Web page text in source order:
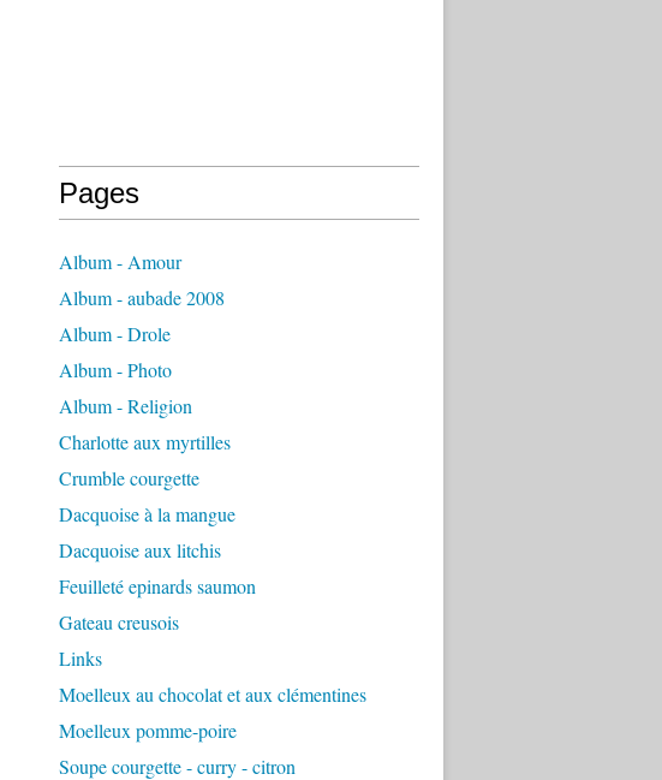
Pages
Album - Amour
Album - aubade 2008
Album - Drole
Album - Photo
Album - Religion
Charlotte aux myrtilles
Crumble courgette
Dacquoise à la mangue
Dacquoise aux litchis
Feuilleté epinards saumon
Gateau creusois
Links
Moelleux au chocolat et aux clémentines
Moelleux pomme-poire
Soupe courgette - curry - citron